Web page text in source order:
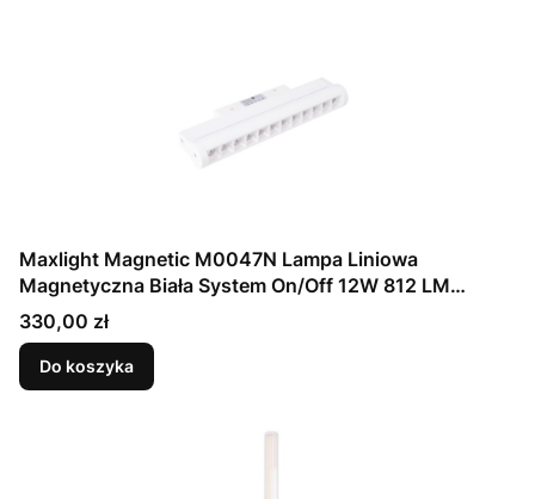
Maxlight Magnetic M0047N Lampa Liniowa
Magnetyczna Biała System On/Off 12W 812 LM
3000K
Cena
330,00 zł
Do koszyka